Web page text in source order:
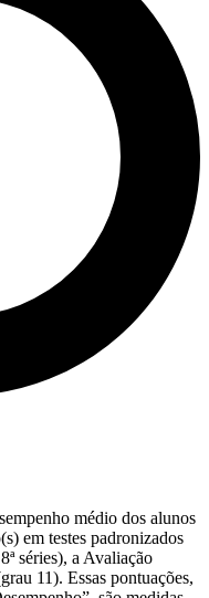
médio dos alunos
em testes padronizados
séries), a Avaliação
11). Essas pontuações,